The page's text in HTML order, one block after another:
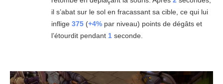
il s’abat sur le sol en fracassant sa cible, ce qui lui
inflige375 (+4% par niveau) points de dégâts et
l’étourdit pendant 1 seconde.